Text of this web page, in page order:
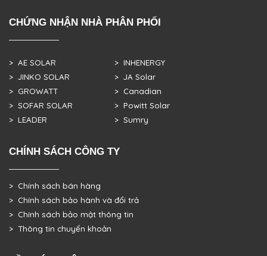
CHỨNG NHẬN NHÀ PHÂN PHỐI
> AE SOLAR
> JINKO SOLAR
> GROWATT
> SOFAR SOLAR
> LEADER
> INHENERGY
> JA Solar
> Canadian
> Powitt Solar
> Sumry
CHÍNH SÁCH CÔNG TY
> Chính sách bán hàng
> Chính sách bảo hành và đổi trả
> Chính sách bảo mật thông tin
> Thông tin chuyển khoản